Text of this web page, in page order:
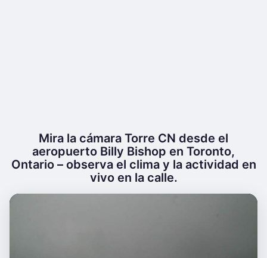
Mira la cámara Torre CN desde el
aeropuerto Billy Bishop en Toronto,
Ontario – observa el clima y la actividad en
vivo en la calle.